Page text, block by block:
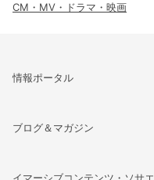
CM・MV・ドラマ・映画
情報ポータル
ブログ＆マガジン